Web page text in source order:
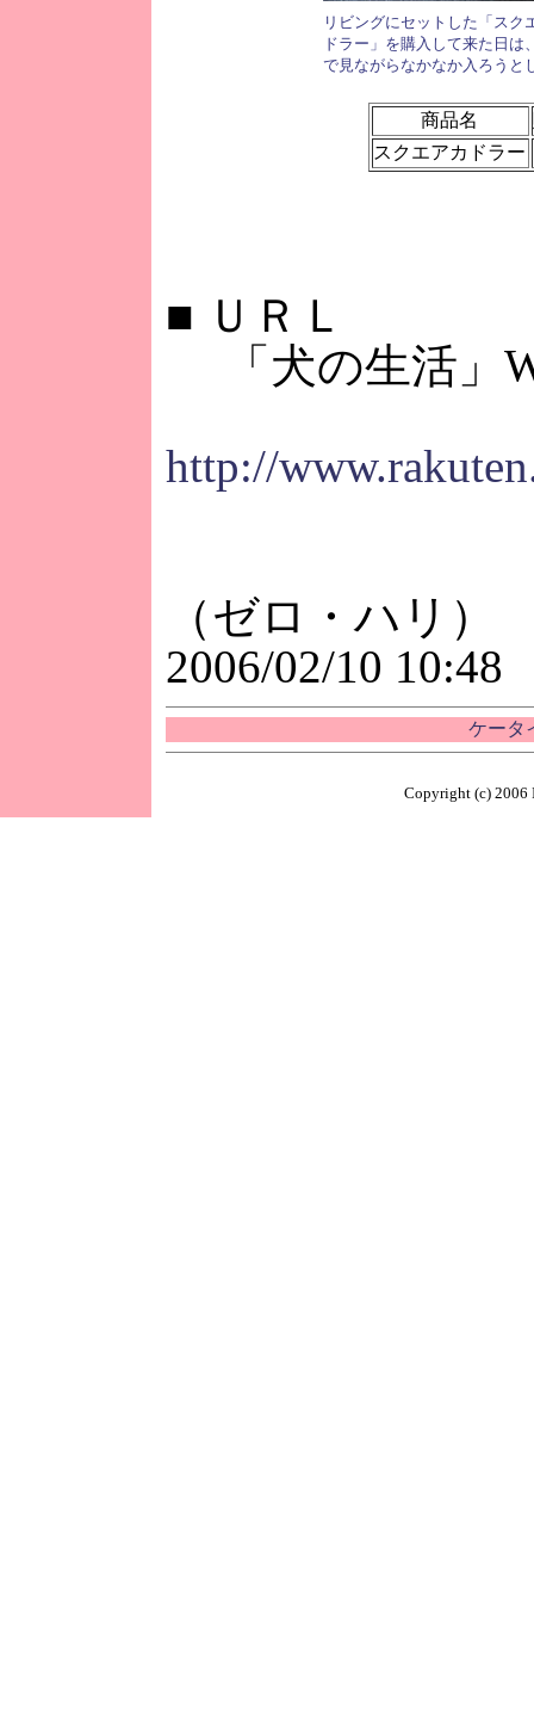
リビングにセットした「スク
ドラー」を購入して来た日は
で見ながらなかなか入ろうと
商品名
スクエアカドラー
■ ＵＲＬ
「犬の生活」
http://
（ゼロ・ハリ）
2006/02/10 10:48
ケータ
Copyright (c) 2006